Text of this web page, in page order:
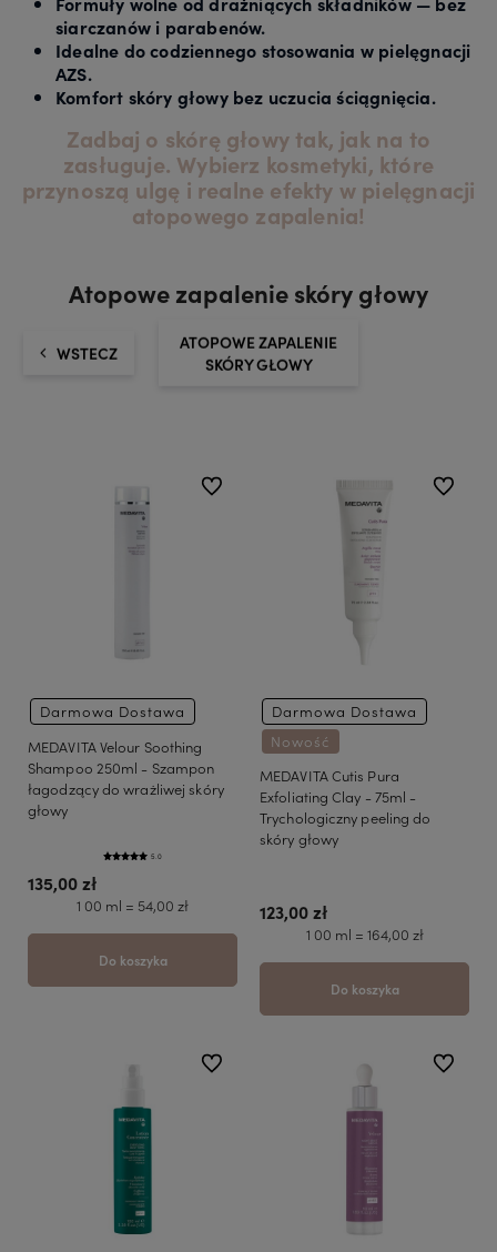
siarczanów i parabenów.
Idealne do codziennego stosowania w pielęgnacji
AZS.
Komfort skóry głowy bez uczucia ściągnięcia.
Zadbaj o skórę głowy tak, jak na to
zasługuje. Wybierz kosmetyki, które
przynoszą ulgę i realne efekty w pielęgnacji
atopowego zapalenia!
Atopowe zapalenie skóry głowy
WSTECZ ATOPOWE ZAPALENIE
SKÓRY GŁOWY
Darmowa Dostawa
MEDAVITA Velour Soothing
Shampoo 250ml - Szampon
łagodzący do wrażliwej skóry
głowy
5.0
135,00 zł
1 00 ml = 54,00 zł
Do koszyka
do ulubionych
Nowość
Darmowa Dostawa
MEDAVITA Cutis Pura
Exfoliating Clay - 75ml -
Trychologiczny peeling do
skóry głowy
123,00 zł
1 00 ml = 164,00 zł
Do koszyka
do
do ulubionych do